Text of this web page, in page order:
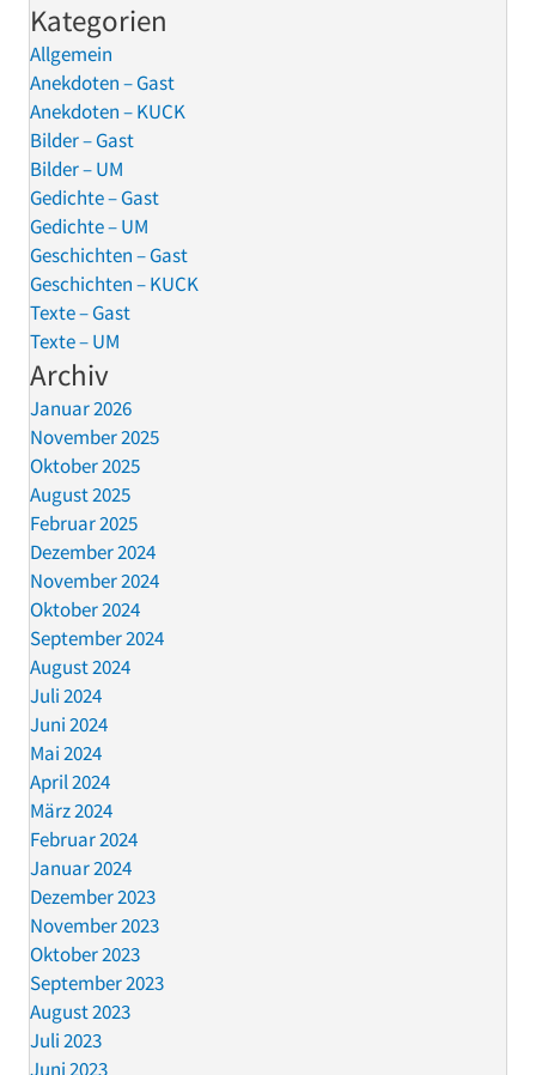
Kategorien
Allgemein
Anekdoten – Gast
Anekdoten – KUCK
Bilder – Gast
Bilder – UM
Gedichte – Gast
Gedichte – UM
Geschichten – Gast
Geschichten – KUCK
Texte – Gast
Texte – UM
Archiv
Januar 2026
November 2025
Oktober 2025
August 2025
Februar 2025
Dezember 2024
November 2024
Oktober 2024
September 2024
August 2024
Juli 2024
Juni 2024
Mai 2024
April 2024
März 2024
Februar 2024
Januar 2024
Dezember 2023
November 2023
Oktober 2023
September 2023
August 2023
Juli 2023
Juni 2023